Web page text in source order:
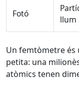
Fotó
llum
Un femtòmetre
petita: una
atòmics tenen